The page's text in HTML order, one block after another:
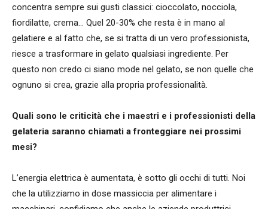
concentra sempre sui gusti classici: cioccolato, nocciola,
fiordilatte, crema… Quel 20-30% che resta è in mano al
gelatiere e al fatto che, se si tratta di un vero professionista,
riesce a trasformare in gelato qualsiasi ingrediente. Per
questo non credo ci siano mode nel gelato, se non quelle che
ognuno si crea, grazie alla propria professionalità.
Quali sono le criticità che i maestri e i professionisti della
gelateria saranno chiamati a fronteggiare nei prossimi
mesi?
L’energia elettrica è aumentata, è sotto gli occhi di tutti. Noi
che la utilizziamo in dose massiccia per alimentare i